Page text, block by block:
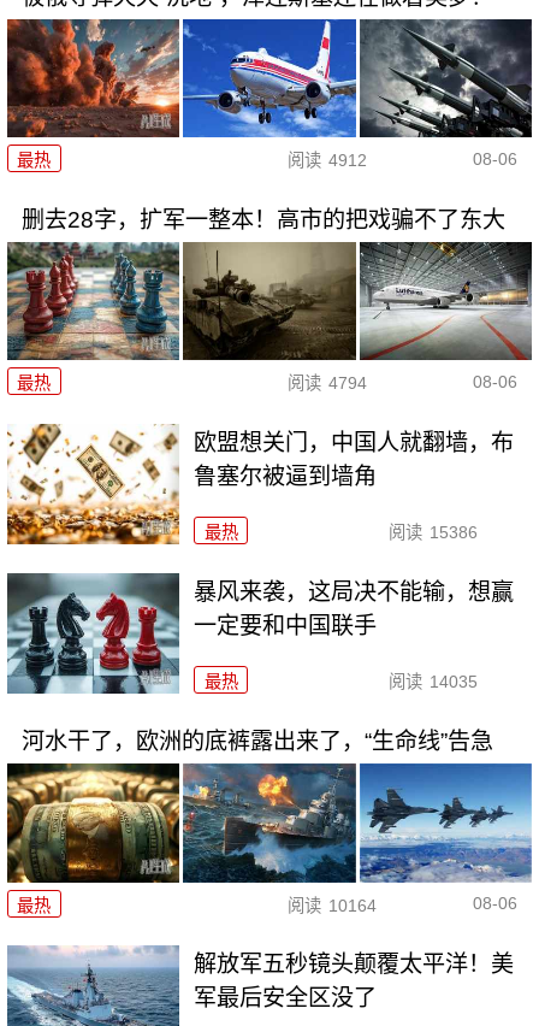
最热 阅读 4912 08-06
删去28字，扩军一整本！高市的把戏骗不了东大
最热 阅读 4794 08-06
欧盟想关门，中国人就翻墙，布
鲁塞尔被逼到墙角
最热 阅读 15386
暴风来袭，这局决不能输，想赢
一定要和中国联手
最热 阅读 14035
河水干了，欧洲的底裤露出来了，“生命线”告急
最热 阅读 10164 08-06
解放军五秒镜头颠覆太平洋！美
军最后安全区没了